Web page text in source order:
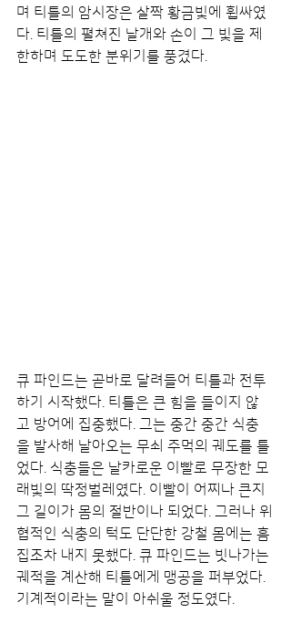
며 티틀의 암시장은 살짝 황금빛에 휩싸였
다. 티틀의 펼쳐진 날개와 손이 그 빛을 제
한하며 도도한 분위기를 풍겼다.
큐 파인드는 곧바로 달려들어 티틀과 전투
하기 시작했다. 티틀은 큰 힘을 들이지 않
고 방어에 집중했다. 그는 중간 중간 식충
을 발사해 날아오는 무쇠 주먹의 궤도를 틀
었다. 식충들은 날카로운 이빨로 무장한 모
래빛의 딱정벌레였다. 이빨이 어찌나 큰지
그 길이가 몸의 절반이나 되었다. 그러나 위
협적인 식충의 턱도 단단한 강철 몸에는 흠
집조차 내지 못했다. 큐 파인드는 빗나가는
궤적을 계산해 티틀에게 맹공을 퍼부었다.
기계적이라는 말이 아쉬울 정도였다.